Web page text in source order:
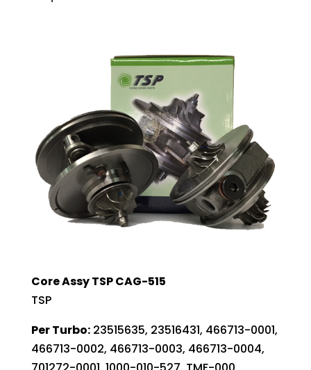
Core Assy TSP CAG-515
TSP
Per Turbo:23515635, 23516431, 466713-0001,
466713-0002, 466713-0003, 466713-0004,